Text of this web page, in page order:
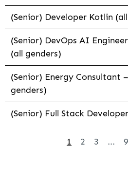
(Senior) Developer Kotlin
(Senior) DevOps AI
(all genders)
(Senior) Energy Consultant
genders)
(Senior) Full Stack
1 2 3 ... 9